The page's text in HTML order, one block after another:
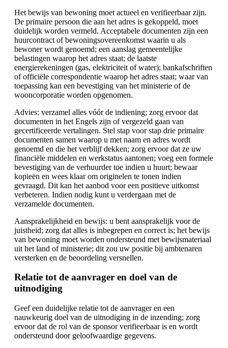
Het bewijs van bewoning moet actueel en verifieerbaar zijn.
De primaire persoon die aan het adres is gekoppeld, moet
duidelijk worden vermeld. Acceptabele documenten zijn een
huurcontract of bewoningsovereenkomst waarin u als
bewoner wordt genoemd; een aanslag gemeentelijke
belastingen waarop het adres staat; de laatste
energierekeningen (gas, elektriciteit of water); bankafschriften
of officiële correspondentie waarop het adres staat; waar van
toepassing kan een bevestiging van het ministerie of de
wooncorporatie worden opgenomen.
Advies: verzamel alles vóór de indiening; zorg ervoor dat
documenten in het Engels zijn of vergezeld gaan van
gecertificeerde vertalingen. Stel stap voor stap drie primaire
documenten samen waarop u met naam en adres wordt
genoemd en die het verblijf dekken; zorg ervoor dat ze uw
financiële middelen en werkstatus aantonen; voeg een formele
bevestiging van de verhuurder toe indien u huurt; bewaar
kopieën en wees klaar om originelen te tonen indien
gevraagd. Dit kan het aanbod voor een positieve uitkomst
verbeteren. Indien nodig kunt u verdergaan met de
verzamelde documenten.
Aansprakelijkheid en bewijs: u bent aansprakelijk voor de
juistheid; zorg dat alles is inbegrepen en correct is; het bewijs
van bewoning moet worden ondersteund met bewijsmateriaal
uit het land of ministerie; dit zou uw positie bij ambtenaren
versterken en de beoordeling versnellen.
Relatie tot de aanvrager en doel van de
uitnodiging
Geef een duidelijke relatie tot de aanvrager en een
nauwkeurig doel van de uitnodiging in de inzending; zorg
ervoor dat de rol van de sponsor verifieerbaar is en wordt
ondersteund door geloofwaardige gegevens.